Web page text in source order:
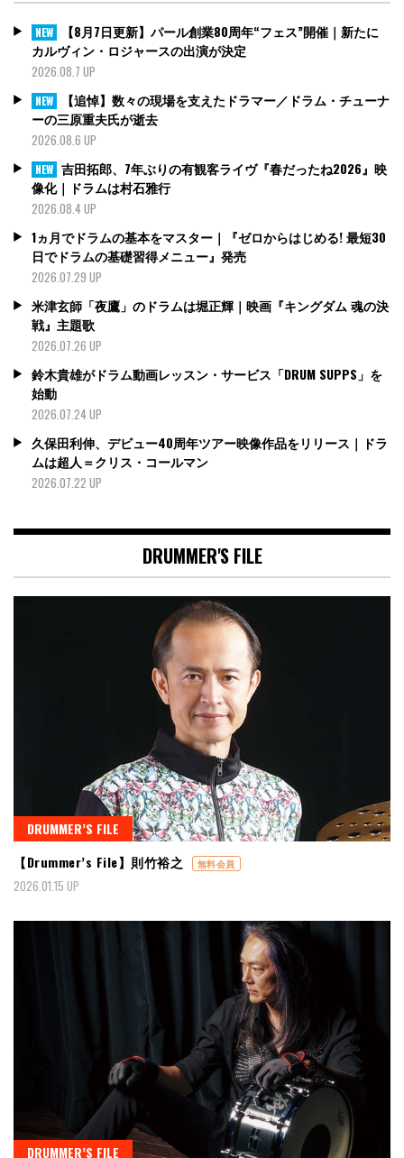
NEW
【8月7日更新】パール創業80周年“フェス”開催｜新たに
カルヴィン・ロジャースの出演が決定
2026.08.7 UP
NEW
【追悼】数々の現場を支えたドラマー／ドラム・チューナ
ーの三原重夫氏が逝去
2026.08.6 UP
NEW 吉田拓郎、7年ぶりの有観客ライヴ『春だったね2026』映
像化｜ドラムは村石雅行
2026.08.4 UP
1ヵ月でドラムの基本をマスター｜『ゼロからはじめる! 最短30
日でドラムの基礎習得メニュー』発売
2026.07.29 UP
米津玄師「夜鷹」のドラムは堀正輝｜映画『キングダム 魂の決
戦』主題歌
2026.07.26 UP
鈴木貴雄がドラム動画レッスン・サービス「DRUM SUPPS」を
始動
2026.07.24 UP
久保田利伸、デビュー40周年ツアー映像作品をリリース｜ドラ
ムは超人＝クリス・コールマン
2026.07.22 UP
DRUMMER'S FILE
DRUMMER’S FILE
【Drummer’s File】則竹裕之
無料会員
2026.01.15 UP
DRUMMER’S FILE